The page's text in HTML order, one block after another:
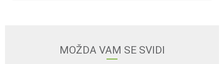
MOŽDA VAM SE SVIDI